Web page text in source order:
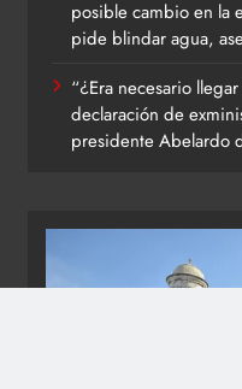
posible cambio en la
pide blindar agua,
“¿Era necesario
declaración de
presidente Abelardo